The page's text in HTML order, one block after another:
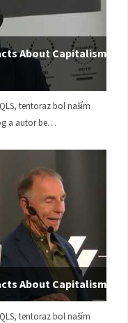
About Capitalism |
tentoraz bol naším
a autor be…
About Capitalism
tentoraz bol naším